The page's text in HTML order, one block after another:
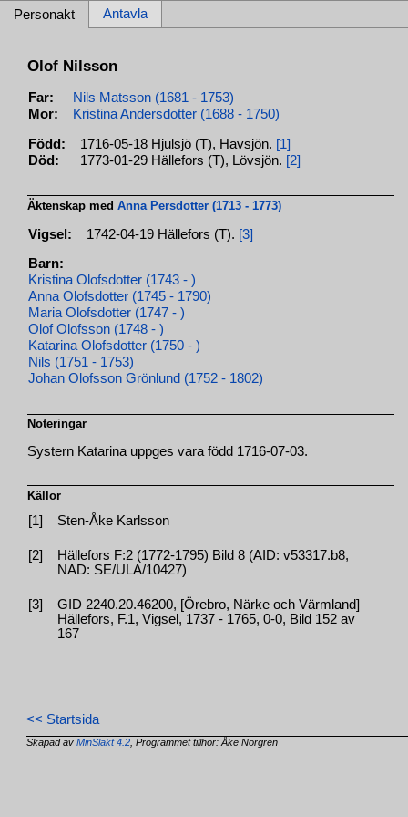
Personakt Antavla
Olof Nilsson
Far:
Nils Matsson (1681 - 1753)
Mor:
Kristina Andersdotter (1688 - 1750)
Född: 1716-05-18 Hjulsjö (T), Havsjön. [1]
Död:
1773-01-29 Hällefors (T), Lövsjön. [2]
Äktenskap medAnna Persdotter (1713 - 1773)
Vigsel: 1742-04-19 Hällefors (T). [3]
Barn:
Kristina Olofsdotter (1743 - )
Anna Olofsdotter (1745 - 1790)
Maria Olofsdotter (1747 - )
Olof Olofsson (1748 - )
Katarina Olofsdotter (1750 - )
Nils (1751 - 1753)
Johan Olofsson Grönlund (1752 - 1802)
Noteringar
Systern Katarina uppges vara född 1716-07-03.
Källor
[1] Sten-Åke Karlsson
[2]
Hällefors F:2 (1772-1795) Bild 8 (AID: v53317.b8,
NAD: SE/ULA/10427)
[3]
GID 2240.20.46200, [Örebro, Närke och Värmland]
Hällefors, F.1, Vigsel, 1737 - 1765, 0-0, Bild 152 av
167
<< Startsida
Skapad avMinSläkt 4.2 , Programmet tillhör: Åke Norgren